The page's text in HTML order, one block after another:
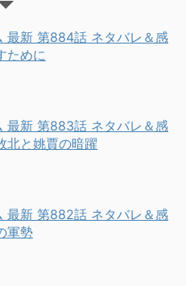
最新 第884話 ネタバレ＆感
ために
最新 第883話 ネタバレ＆感
北と姚賈の暗躍
最新 第882話 ネタバレ＆感
軍勢